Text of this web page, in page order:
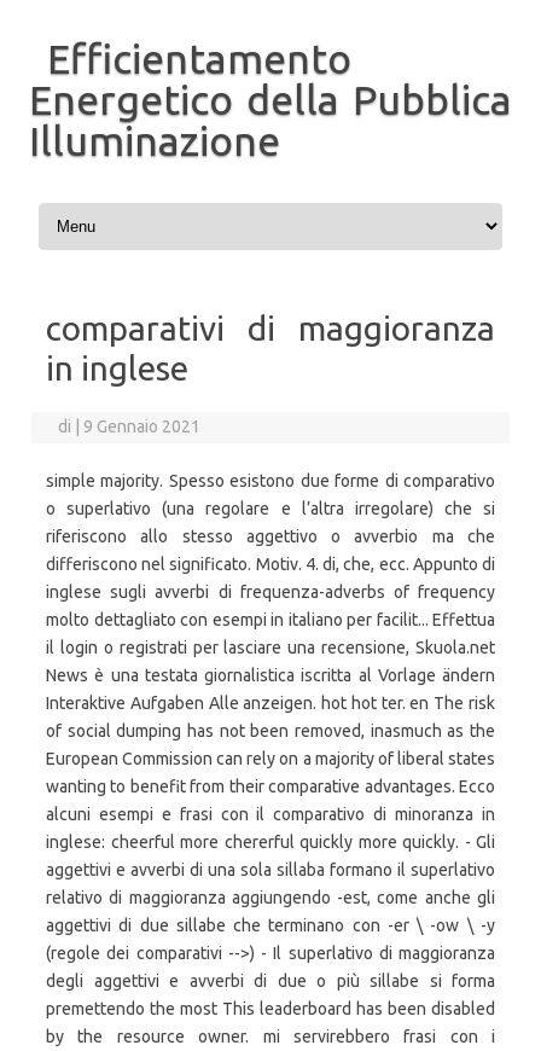
Efficientamento
Energetico della Pubblica
Illuminazione
Vai al contenuto
comparativi di maggioranza
in inglese
di 9 Gennaio 2021
simple majority. Spesso esistono due forme di comparativo
o superlativo (una regolare e l’altra irregolare) che si
riferiscono allo stesso aggettivo o avverbio ma che
differiscono nel significato. Motiv. 4. di, che, ecc. Appunto di
inglese sugli avverbi di frequenza-adverbs of frequency
molto dettagliato con esempi in italiano per facilit... Effettua
il login o registrati per lasciare una recensione, Skuola.net
News è una testata giornalistica iscritta al Vorlage ändern
Interaktive Aufgaben Alle anzeigen. hot hot ter. en The risk
of social dumping has not been removed, inasmuch as the
European Commission can rely on a majority of liberal states
wanting to benefit from their comparative advantages. Ecco
alcuni esempi e frasi con il comparativo di minoranza in
inglese: cheerful more chererful quickly more quickly. - Gli
aggettivi e avverbi di una sola sillaba formano il superlativo
relativo di maggioranza aggiungendo -est, come anche gli
aggettivi di due sillabe che terminano con -er \ -ow \ -y
(regole dei comparativi -->) - Il superlativo di maggioranza
degli aggettivi e avverbi di due o più sillabe si forma
premettendo the most This leaderboard has been disabled
by the resource owner. mi servirebbero frasi con i